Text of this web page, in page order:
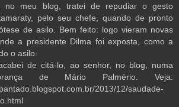
no meu blog, tratei de repudiar o gesto
pelo seu chefe, quando de pronto
de asilo. Bem feito: logo vieram novas
a presidente Dilma foi exposta, como a
o asilo.
de citá-lo, ao senhor, no blog, numa
de Mário Palmério. Veja:
2013/12/saudade-